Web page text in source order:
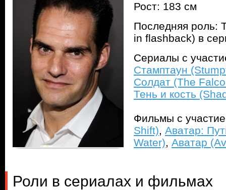
Рост: 183 см
Последняя роль:
in flashback) в
Сериалы с
Стамптаун
Солдат (The
Тень и кость
Фильмы с
Shift), Аватар:
Water), Аватар
Роли в сериалах и фильмах